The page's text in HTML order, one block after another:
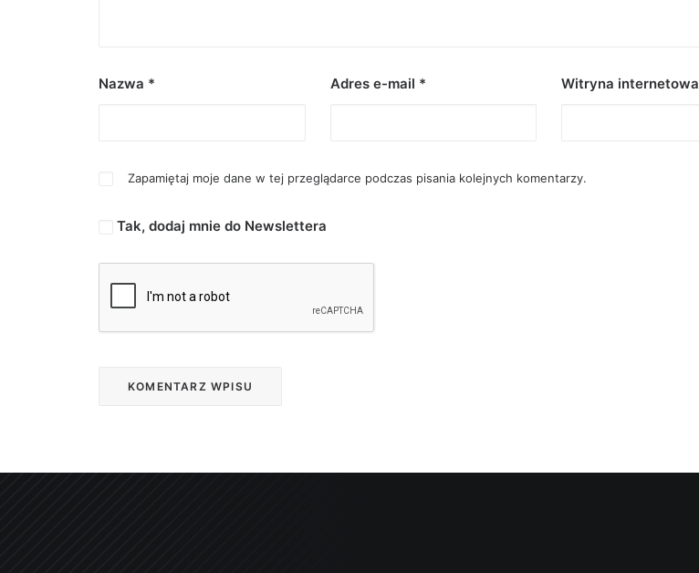
Nazwa * Adres e-mail * Witryna internetowa
Zapamiętaj moje dane w tej przeglądarce podczas pisania kolejnych komentarzy.
Tak, dodaj mnie do Newslettera